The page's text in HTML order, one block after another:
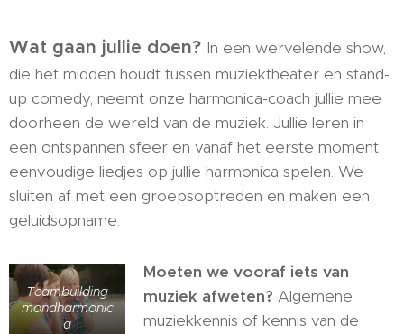
Wat gaan jullie doen? In een wervelende show,
die het midden houdt tussen muziektheater en stand-
up comedy, neemt onze harmonica-coach jullie mee
doorheen de wereld van de muziek. Jullie leren in
een ontspannen sfeer en vanaf het eerste moment
eenvoudige liedjes op jullie harmonica spelen. We
sluiten af met een groepsoptreden en maken een
geluidsopname.
Teambuilding
mondharmonic
a
Moeten we vooraf iets van
muziek afweten? Algemene
muziekkennis of kennis van de